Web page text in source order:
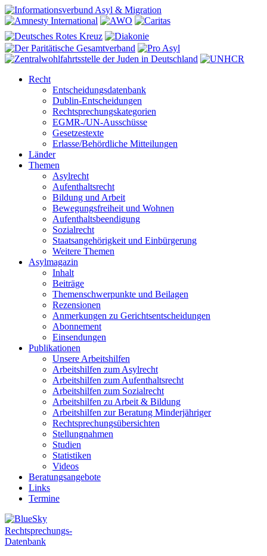
Recht
Entscheidungsdatenbank
Dublin-Entscheidungen
Rechtsprechungskategorien
EGMR-/UN-Ausschüsse
Gesetzestexte
Erlasse/Behördliche Mitteilungen
Länder
Themen
Asylrecht
Aufenthaltsrecht
Bildung und Arbeit
Bewegungsfreiheit und Wohnen
Aufenthaltsbeendigung
Sozialrecht
Staatsangehörigkeit und Einbürgerung
Weitere Themen
Asylmagazin
Inhalt
Beiträge
Themenschwerpunkte und Beilagen
Rezensionen
Anmerkungen zu Gerichtsentscheidungen
Abonnement
Einsendungen
Publikationen
Unsere Arbeitshilfen
Arbeitshilfen zum Asylrecht
Arbeitshilfen zum Aufenthaltsrecht
Arbeitshilfen zum Sozialrecht
Arbeitshilfen zu Arbeit & Bildung
Arbeitshilfen zur Beratung Minderjähriger
Rechtsprechungsübersichten
Stellungnahmen
Studien
Statistiken
Videos
Beratungsangebote
Links
Termine
Rechtsprechungs-
Datenbank